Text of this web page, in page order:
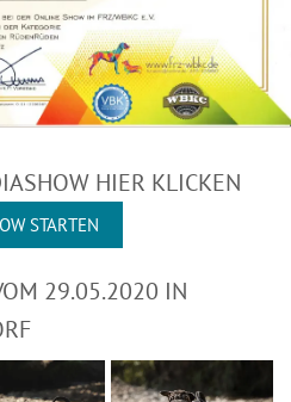
HIER KLICKEN
STARTEN
29.05.2020 IN